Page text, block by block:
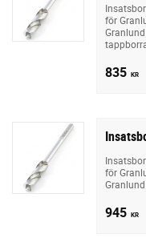
för
835 KR
för
Granlund
945 KR